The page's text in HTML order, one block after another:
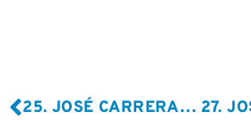
25. JOSÉ CARRERAS GALA, 2019